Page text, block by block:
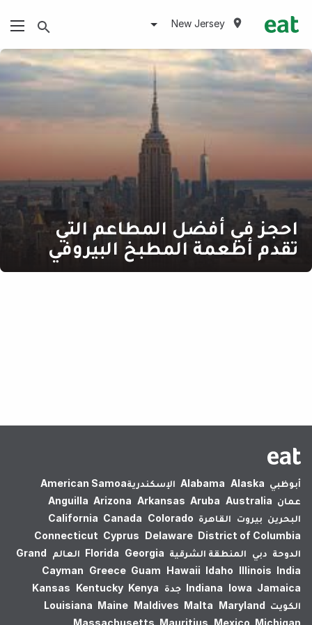
New Jersey
احجز في أفضل المطاعم التي
تقدم أطعمة المطبخ البيروفي
أبوظبي Alabama Alaska الإسكندرية‎American Samoa
عمان
Anguilla Arizona Arkansas Aruba Australia
البحرين بيروت القاهرة California Canada Colorado
Connecticut Cyprus Delaware District of Columbia
الدوحة دبي المنطقة الشرقية Florida Georgia العالم
Grand
Cayman Greece Guam Hawaii Idaho Illinois India
Indiana Iowa Jamaica جدة Kansas Kentucky Kenya
الكويت
Louisiana Maine Maldives Malta Maryland